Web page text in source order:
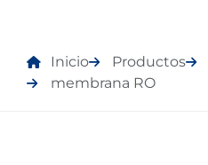
Inicio Productos
membrana RO